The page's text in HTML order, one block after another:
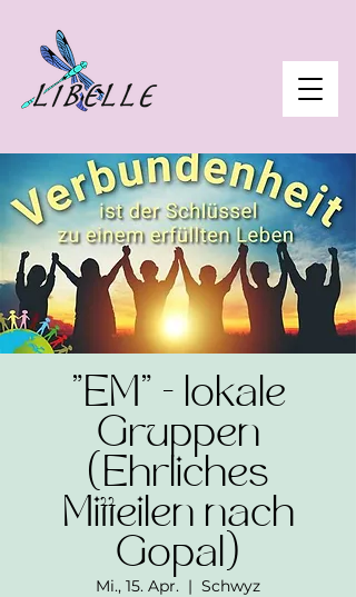
"EM" - lokale
Gruppen
(Ehrliches
Mitteilen nach
Gopal)
Mi., 15. Apr.
  |
Schwyz